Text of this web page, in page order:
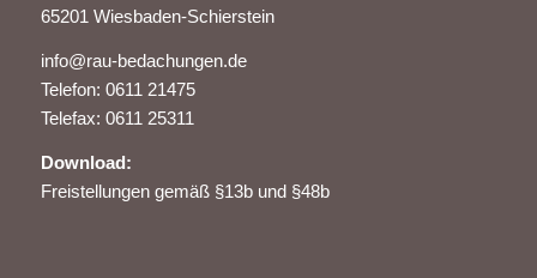
65201 Wiesbaden-Schierstein
info@rau-bedachungen.de
Telefon: 0611 21475
Telefax: 0611 25311
Download:
Freistellungen gemäß §13b und §48b